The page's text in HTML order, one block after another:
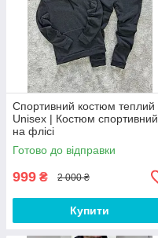
Спортивний костюм теплий
Unisex | Костюм спортивний
на флісі
Готово до відправки
999 ₴ 2 000 ₴
Купити